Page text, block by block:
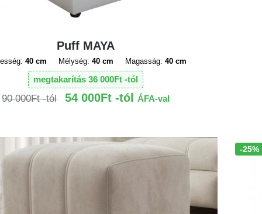
Puff MAYA
40 cm Mélység: 40 cm Magasság: 40 cm
megtakarítás36 000Ft
90 000Ft 54 000Ft ÁFA-val
Akció!
-25%